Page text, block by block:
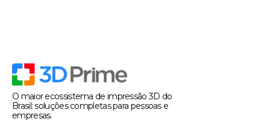
O maior ecossistema de impressão 3D do
Brasil: soluções completas para pessoas e
empresas.